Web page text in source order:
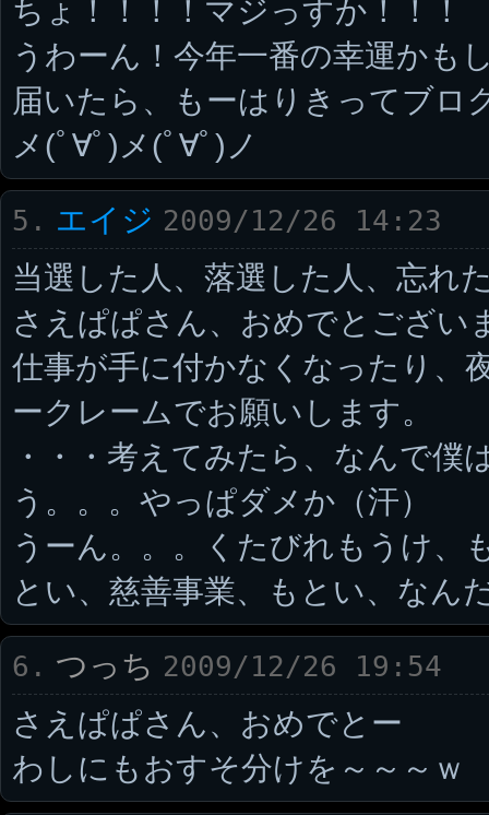
ちょ！！！！マジっすか！！！
うわーん！今年一番の幸運かも
届いたら、もーはりきってブロ
メ(ﾟ∀ﾟ)メ(ﾟ∀ﾟ)ノ
5. エイジ 2009/12/26 14:23
当選した人、落選した人、忘れ
さえぱぱさん、おめでとござい
仕事が手に付かなくなったり、
ークレームでお願いします。
・・・考えてみたら、なんで僕
う。。。やっぱダメか（汗）
うーん。。。くたびれもうけ、
とい、慈善事業、もとい、なん
6. つっち 2009/12/26 19:54
さえぱぱさん、おめでとー
わしにもおすそ分けを～～～ｗ